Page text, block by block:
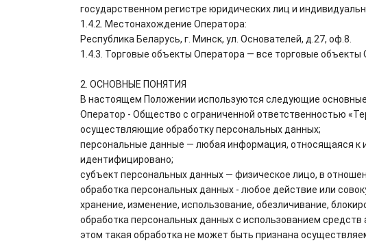
государственном регистре юридических лиц и
1.4.2. Местонахождение Оператора:
Республика Беларусь, г. Минск, ул. Основателей, д.27, оф.8.
1.4.3. Торговые объекты Оператора — все торговые
2. ОСНОВНЫЕ ПОНЯТИЯ
В настоящем Положении используются следующие
Оператор - Общество с ограниченной ответственностью
осуществляющие обработку персональных данных;
персональные данные — любая информация, относящаяся к
идентифицировано;
субъект персональных данных — физическое лицо, в
обработка персональных данных - любое действие или
хранение, изменение, использование, обезличивание,
обработка персональных данных с использованием
этом такая обработка не может быть признана